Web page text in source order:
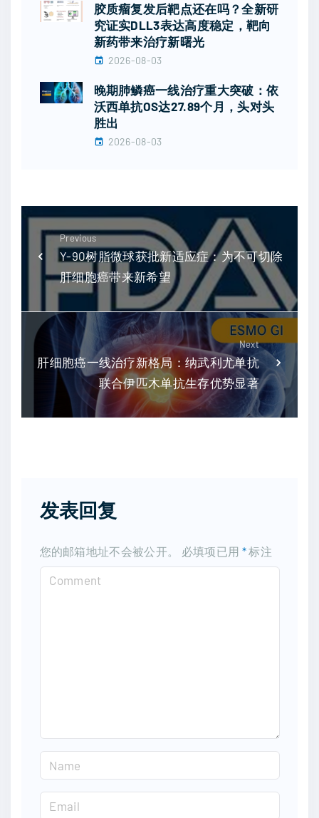
胶质瘤复发后靶点还在吗？全新研
究证实DLL3表达高度稳定，靶向
新药带来治疗新曙光
2026-08-03
晚期肺鳞癌一线治疗重大突破：依
沃西单抗OS达27.89个月，头对头
胜出
2026-08-03
Previous
Y-90树脂微球获批新适应症：为不可切除
肝细胞癌带来新希望
Next
肝细胞癌一线治疗新格局：纳武利尤单抗
联合伊匹木单抗生存优势显著
发表回复
您的邮箱地址不会被公开。 必填项已用 *标注
a